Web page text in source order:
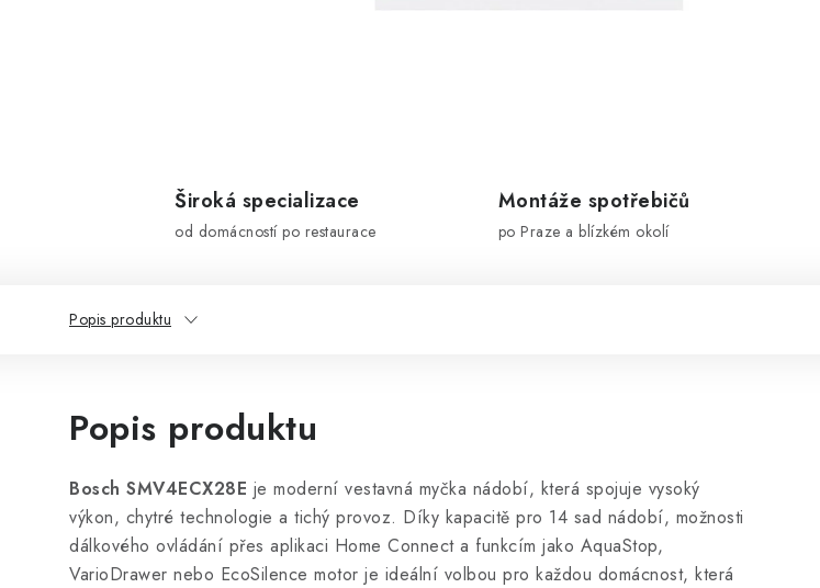
Široká specializace
od domácností po restaurace
Montáže spotřebičů
po Praze a blízkém okolí
Popis produktu
Popis produktu
Bosch SMV4ECX28E je moderní vestavná myčka nádobí, která spojuje vysoký
výkon, chytré technologie a tichý provoz. Díky kapacitě pro 14 sad nádobí, možnosti
dálkového ovládání přes aplikaci Home Connect a funkcím jako AquaStop,
VarioDrawer nebo EcoSilence motor je ideální volbou pro každou domácnost, která